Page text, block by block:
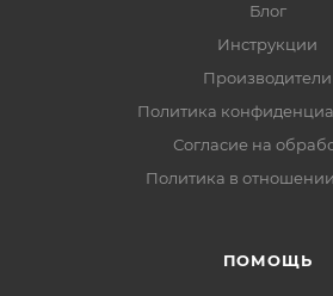
Блог
Инструкции
Производители
Политика
Согласие на
Политика в
ПОМОЩЬ